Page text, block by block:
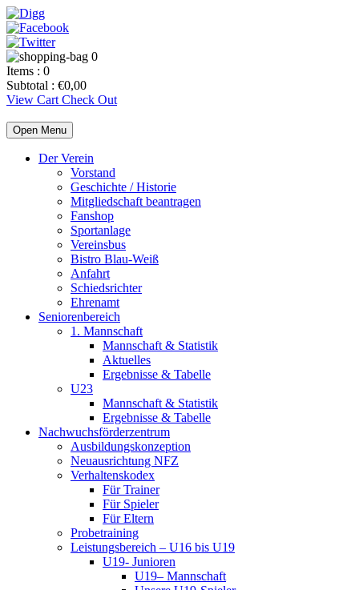
0
Items : 0
Subtotal : €0,00
View Cart Check Out
Open Menu
Der Verein
Vorstand
Geschichte / Historie
Mitgliedschaft beantragen
Fanshop
Sportanlage
Vereinsbus
Bistro Blau-Weiß
Anfahrt
Schiedsrichter
Ehrenamt
Seniorenbereich
1. Mannschaft
Mannschaft & Statistik
Aktuelles
Ergebnisse & Tabelle
U23
Mannschaft & Statistik
Ergebnisse & Tabelle
Nachwuchsförderzentrum
Ausbildungskonzeption
Neuausrichtung NFZ
Verhaltenskodex
Für Trainer
Für Spieler
Für Eltern
Probetraining
Leistungsbereich – U16 bis U19
U19- Junioren
U19– Mannschaft